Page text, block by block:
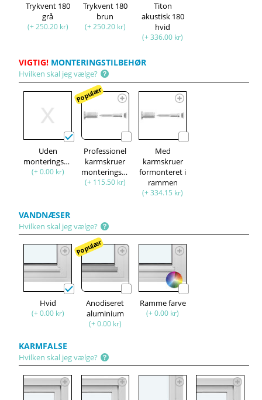
Trykvent 180
grå
(+ 250.20 kr)
Trykvent 180
brun
(+ 250.20 kr)
Titon
akustisk 180
hvid
(+ 336.00 kr)
VIGTIG! MONTERINGSTILBEHØR
Hvilken skal jeg vælge?
Uden
monteringssæt
(+ 0.00 kr)
Populær
Professionel
karmskruer
monteringssæt
(+ 115.50 kr)
Med
karmskruer
formonteret i
rammen
(+ 334.15 kr)
VANDNÆSER
Hvilken skal jeg vælge?
Hvid
(+ 0.00 kr)
Populær
Anodiseret
aluminium
(+ 0.00 kr)
Ramme farve
(+ 0.00 kr)
KARMFALSE
Hvilken skal jeg vælge?